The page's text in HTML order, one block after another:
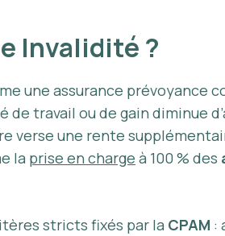
Invalidité ?
une assurance prévoyance
travail ou de gain diminue
verse une rente
la prise en charge à 100 % des
stricts fixés par la CPAM :